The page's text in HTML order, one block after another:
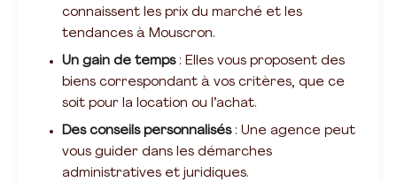
connaissent les prix du marché et les
tendances à Mouscron.
Un gain de temps: Elles vous proposent des
biens correspondant à vos critères, que ce
soit pour la location ou l’achat.
Des conseils personnalisés: Une agence peut
vous guider dans les démarches
administratives et juridiques.